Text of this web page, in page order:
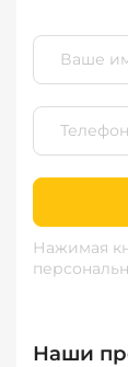
Нажимая
Наши